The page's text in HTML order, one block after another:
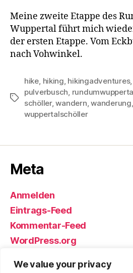
We value your privacy
Meine zweite Etappe des
Wuppertal führt mich
der ersten Etappe. Vom
nach Vohwinkel.
Schlagwörter
hike hiking hikingadventures,
pulverbusch
schöller,wandern ,wanderung
wuppertalschöller
Meta
Anmelden
Eintrags-Feed
Kommentar-Feed
WordPress.org